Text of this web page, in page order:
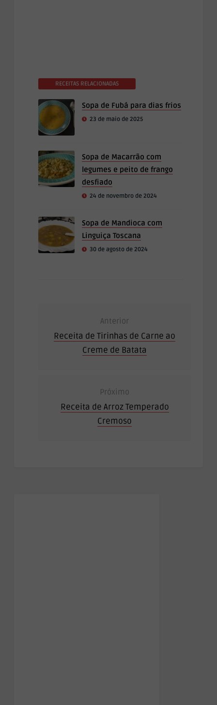
RECEITAS RELACIONADAS
Sopa de Fubá para dias frios
23 de maio de 2025
Sopa de Macarrão com
legumes e peito de frango
desfiado
24 de novembro de 2024
Sopa de Mandioca com
Linguiça Toscana
30 de agosto de 2024
Anterior
Receita de Tirinhas de Carne ao
Creme de Batata
Próximo
Receita de Arroz Temperado
Cremoso